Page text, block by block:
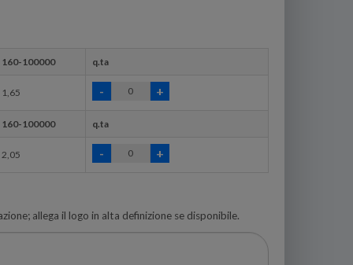
160-100000 q.ta
1,65
160-100000 q.ta
2,05
allega il logo in alta definizione se disponibile.